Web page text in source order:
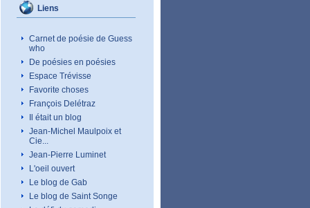
Liens
Carnet de poésie de Guess
who
De poésies en poésies
Espace Trévisse
Favorite choses
François Delétraz
Il était un blog
Jean-Michel Maulpoix et
Cie...
Jean-Pierre Luminet
L'oeil ouvert
Le blog de Gab
Le blog de Saint Songe